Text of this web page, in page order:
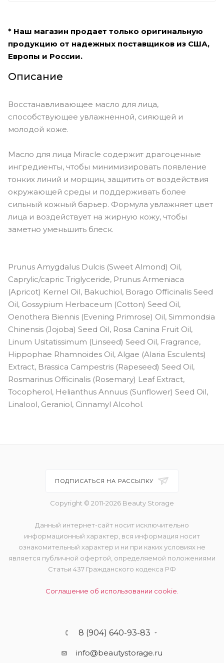
* Наш магазин продает только оригинальную
продукцию от надежных поставщиков из США,
Европы и России.
Описание
Восстанавливающее масло для лица,
способствующее увлажненной, сияющей и
молодой коже.
Масло для лица Miracle содержит драгоценные
ингредиенты, чтобы минимизировать появление
тонких линий и морщин, защитить от воздействия
окружающей среды и поддерживать более
сильный кожный барьер. Формула увлажняет цвет
лица и воздействует на жирную кожу, чтобы
заметно уменьшить блеск.
Prunus Amygdalus Dulcis (Sweet Almond) Oil,
Caprylic/capric Triglyceride, Prunus Armeniaca
(Apricot) Kernel Oil, Bakuchiol, Borago Officinalis Seed
Oil, Gossypium Herbaceum (Cotton) Seed Oil,
Oenothera Biennis (Evening Primrose) Oil, Simmondsia
Chinensis (Jojoba) Seed Oil, Rosa Canina Fruit Oil,
Linum Usitatissimum (Linseed) Seed Oil, Fragrance,
Hippophae Rhamnoides Oil, Algae (Alaria Esculents)
Extract, Brassica Campestris (Rapeseed) Seed Oil,
Rosmarinus Officinalis (Rosemary) Leaf Extract,
Tocopherol, Helianthus Annuus (Sunflower) Seed Oil,
Linalool, Geraniol, Cinnamyl Alcohol.
ПОДПИСАТЬСЯ НА РАССЫЛКУ
Copyright © 2011-2026 Beauty Storage
Данный интернет-сайт носит исключительно
информационный характер, вся информация носит
ознакомительный характер и ни при каких условиях не
является публичной офертой, определяемой положениями
Статьи 437 Гражданского кодекса РФ
Соглашение об использовании cookie.
8 (904) 640-93-83
info@beautystorage.ru